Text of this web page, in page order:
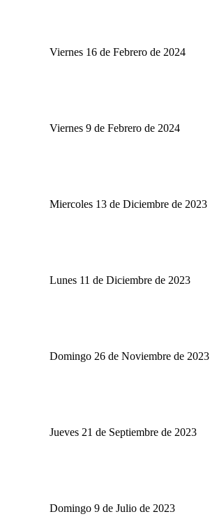
Viernes 16 de Febrero de 2024
Viernes 9 de Febrero de 2024
Miercoles 13 de Diciembre de 2023
Lunes 11 de Diciembre de 2023
Domingo 26 de Noviembre de 2023
Jueves 21 de Septiembre de 2023
Domingo 9 de Julio de 2023